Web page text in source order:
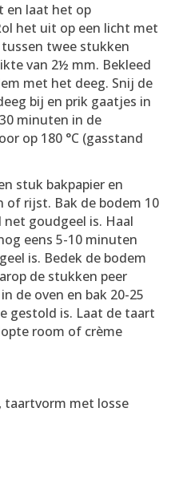
en laat het op
het uit op een licht met
twee stukken
van 2½ mm. Bekleed
met het deeg. Snij de
bij en prik gaatjes in
minuten in de
op 180 °C (gasstand
stuk bakpapier en
of rijst. Bak de bodem 10
goudgeel is. Haal
eens 5-10 minuten
is. Bedek de bodem
de stukken peer
de oven en bak 20-25
gestold is. Laat de taart
room of crème
taartvorm met losse